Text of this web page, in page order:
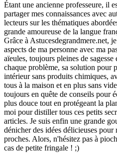
Étant une ancienne professeure, il
partager mes connaissances avec
lecteurs sur les thématiques
grande amoureuse de la langue
Grâce à Astucesdegrandmere.net,
aspects de ma personne avec ma
aïeules, toujours pleines de
chaque problème, sa solution pour
intérieur sans produits chimiques,
tous à la maison et en plus sans
toujours en quête de conseils pour
plus douce tout en protégeant la
moi pour distiller tous ces petits
articles. Je suis enfin une grande
dénicher des idées délicieuses pour
proches. Alors, n'hésitez pas à
cas de petite fringale ! ;)